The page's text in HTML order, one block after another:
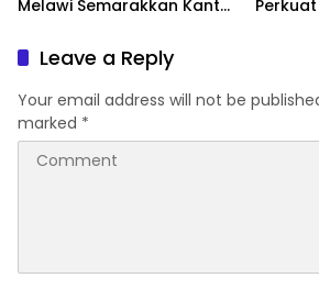
Melawi Semarakkan Kantor
PutihLeave a Reply
Your email address will not be
marked *